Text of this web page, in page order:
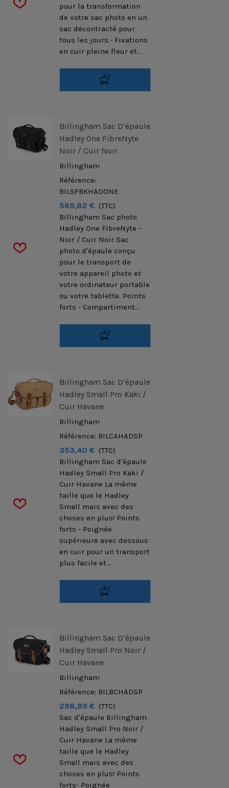
pour la transformation
de votre sac photo en un
sac décontracté pour
tous les jours.- Fixations
en cuir pleine fleur et...
Billingham Sac D’épaule
Hadley One FibreNyte
Noir / Cuir Noir
Billingham
Référence:
BILSFBKHADONE
569,82 € (TTC)
Billingham Sac photo
Hadley One FibreNyte -
Noir / Cuir Noir Sac
photo d'épaule conçu
pour le transport de
votre appareil photo et
votre ordinateur portable
ou votre tablette. Points
forts - Compartiment...
Billingham Sac D’épaule
Hadley Small Pro Kaki /
Cuir Havane
Billingham
Référence: BILCAHADSP
353,40 € (TTC)
Billingham Sac d'épaule
Hadley Small Pro Kaki /
Cuir Havane La même
taille que le Hadley
Small mais avec des
choses en plus! Points
forts - Poignée
supérieure avec dessous
en cuir pour un transport
plus facile et...
Billingham Sac D’épaule
Hadley Small Pro Noir /
Cuir Havane
Billingham
Référence: BILBCHADSP
298,99 € (TTC)
Sac d'épaule Billingham
Hadley Small Pro Noir /
Cuir Havane La même
taille que le Hadley
Small mais avec des
choses en plus! Points
forts- Poignée